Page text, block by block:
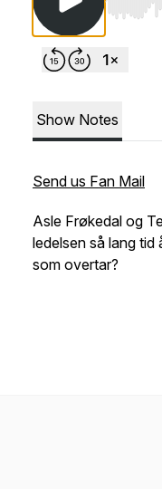
Use
Show Notes
Send us Fan Mail
Asle Frøkedal og
ledelsen så lang tid
som overtar?